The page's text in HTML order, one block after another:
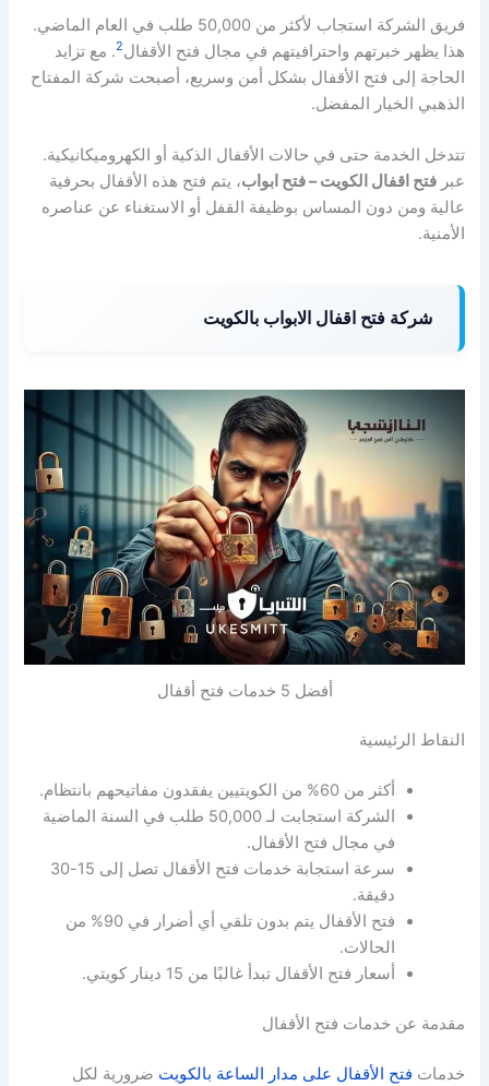
فريق الشركة استجاب لأكثر من 50,000 طلب في العام الماضي.
هذا يظهر خبرتهم واحترافيتهم في مجال فتح الأقفال2. مع تزايد
الحاجة إلى فتح الأقفال بشكل أمن وسريع، أصبحت شركة المفتاح
الذهبي الخيار المفضل.
تتدخل الخدمة حتى في حالات الأقفال الذكية أو الكهروميكانيكية.
عبرفتح اقفال الكويت – فتح ابواب، يتم فتح هذه الأقفال بحرفية
عالية ومن دون المساس بوظيفة القفل أو الاستغناء عن عناصره
الأمنية.
شركة فتح اقفال الابواب بالكويت
أفضل 5 خدمات فتح أقفال
النقاط الرئيسية
أكثر من 60% من الكويتيين يفقدون مفاتيحهم بانتظام.
الشركة استجابت لـ 50,000 طلب في السنة الماضية
في مجال فتح الأقفال.
سرعة استجابة خدمات فتح الأقفال تصل إلى 15-30
دقيقة.
فتح الأقفال يتم بدون تلقي أي أضرار في 90% من
الحالات.
أسعار فتح الأقفال تبدأ غالبًا من 15 دينار كويتي.
مقدمة عن خدمات فتح الأقفال
خدمات فتح الأقفال على مدار الساعة بالكويت ضرورية لكل